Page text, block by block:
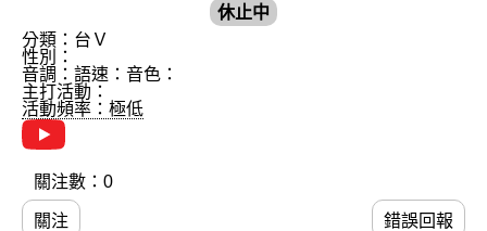
休止中
分類：台Ｖ
性別：
音調： 語速： 音色：
主打活動：
活動頻率：極低
關注數：0
關注 錯誤回報